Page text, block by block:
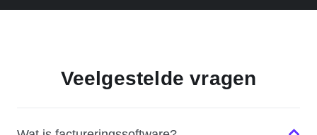
Veelgestelde vragen